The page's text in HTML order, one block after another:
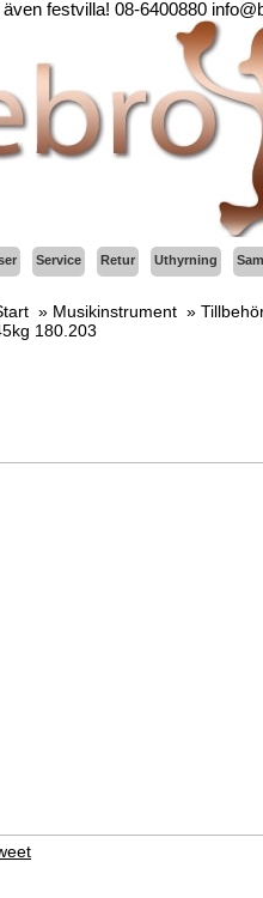
festvilla! 08-6400880
Service Retur Uthyrning
» Musikinstrument »
180.203